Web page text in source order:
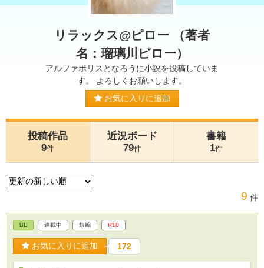
リラックス@ピロー （著者
名：瑠璃川ピロー）
アルファポリスとなろうに小説を投稿していま
す。 よろしくお願いします。
お気に入りに追加
投稿作品
9件
近況ボード
79件
書籍
1件
9 件
BL 連載中 短編 R18
お気に入りに追加 172